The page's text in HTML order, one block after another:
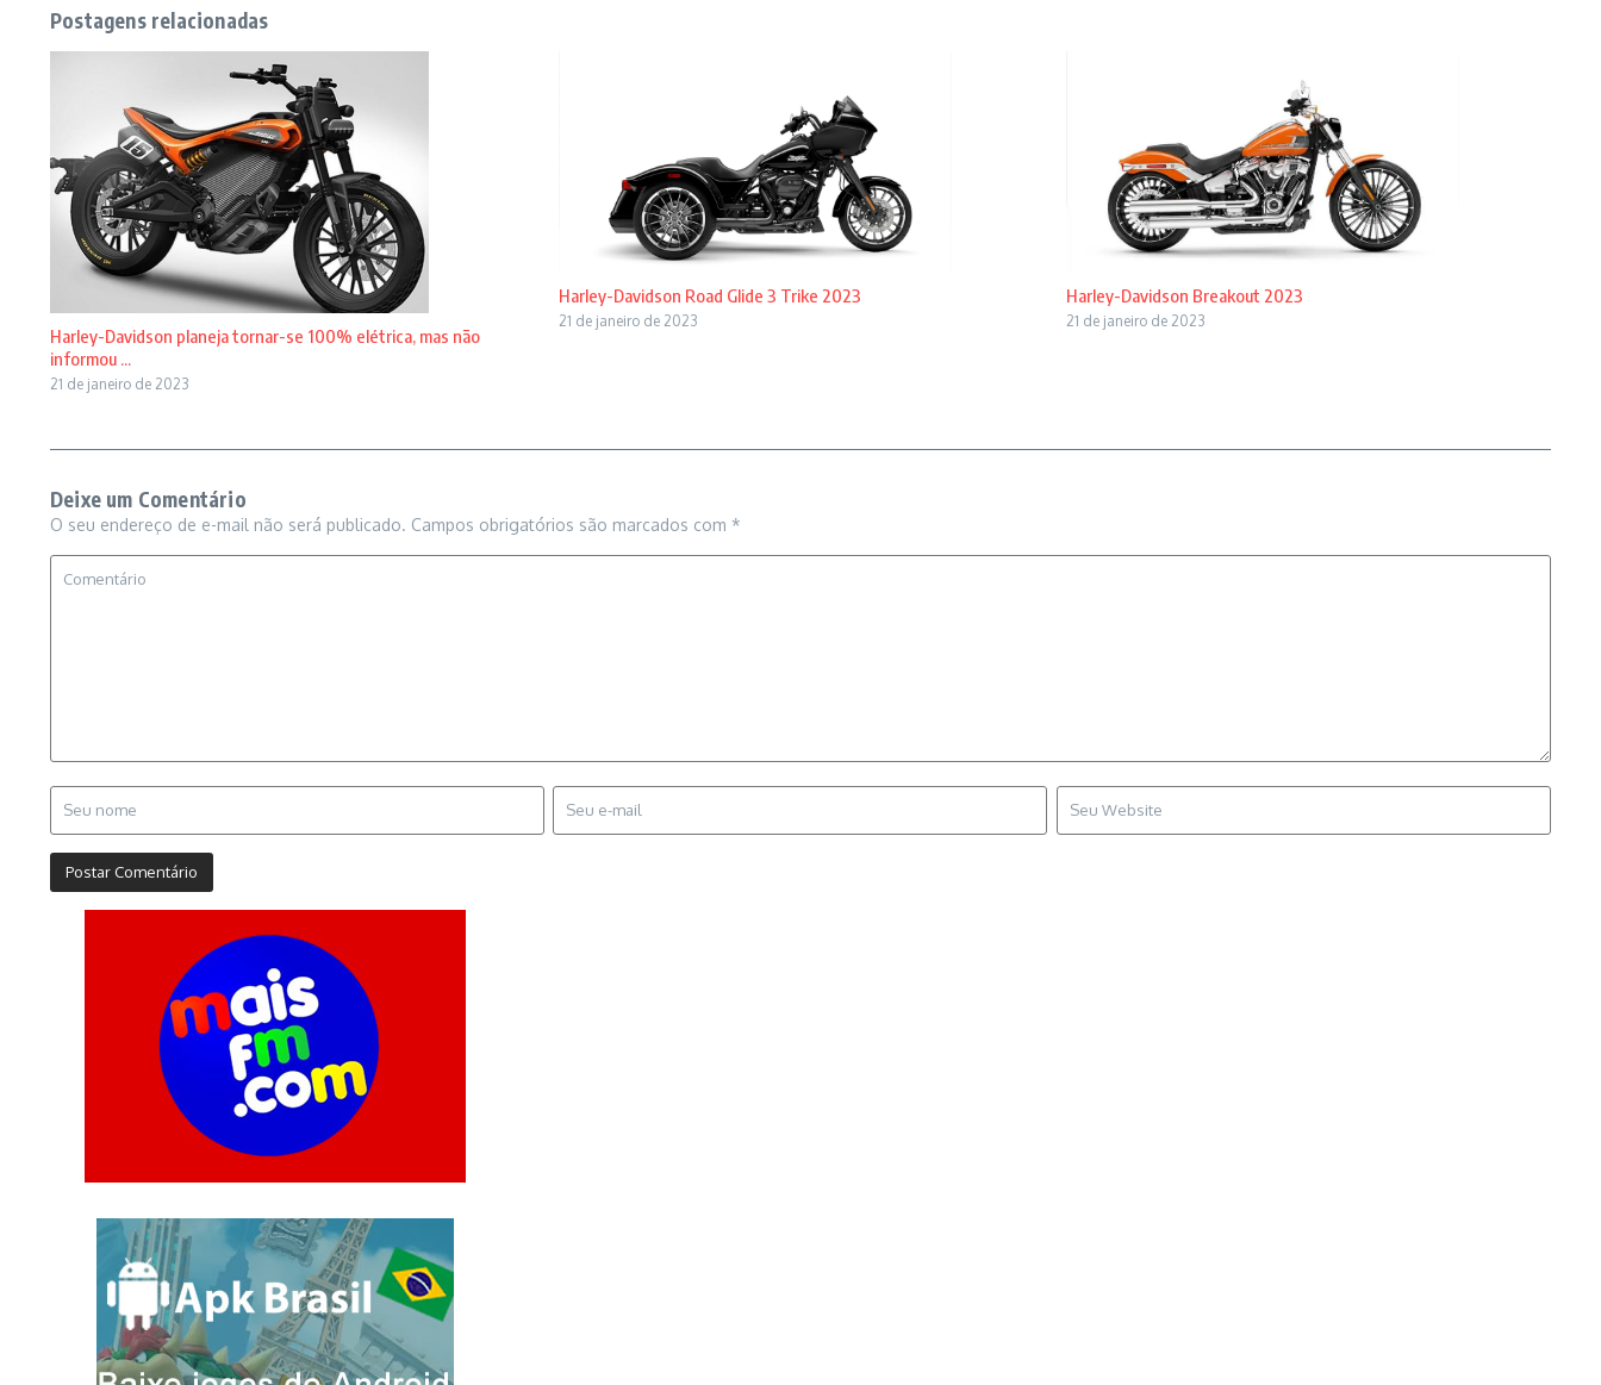
Postagens relacionadas
Harley-Davidson planeja tornar-se 100% elétrica, mas não
informou ...
21 de janeiro de 2023
Harley-Davidson Road Glide 3 Trike 2023
21 de janeiro de 2023
Harley-Davidson Breakout 2023
21 de janeiro de 2023
Deixe um Comentário
O seu endereço de e-mail não será publicado. Campos obrigatórios são marcados com *